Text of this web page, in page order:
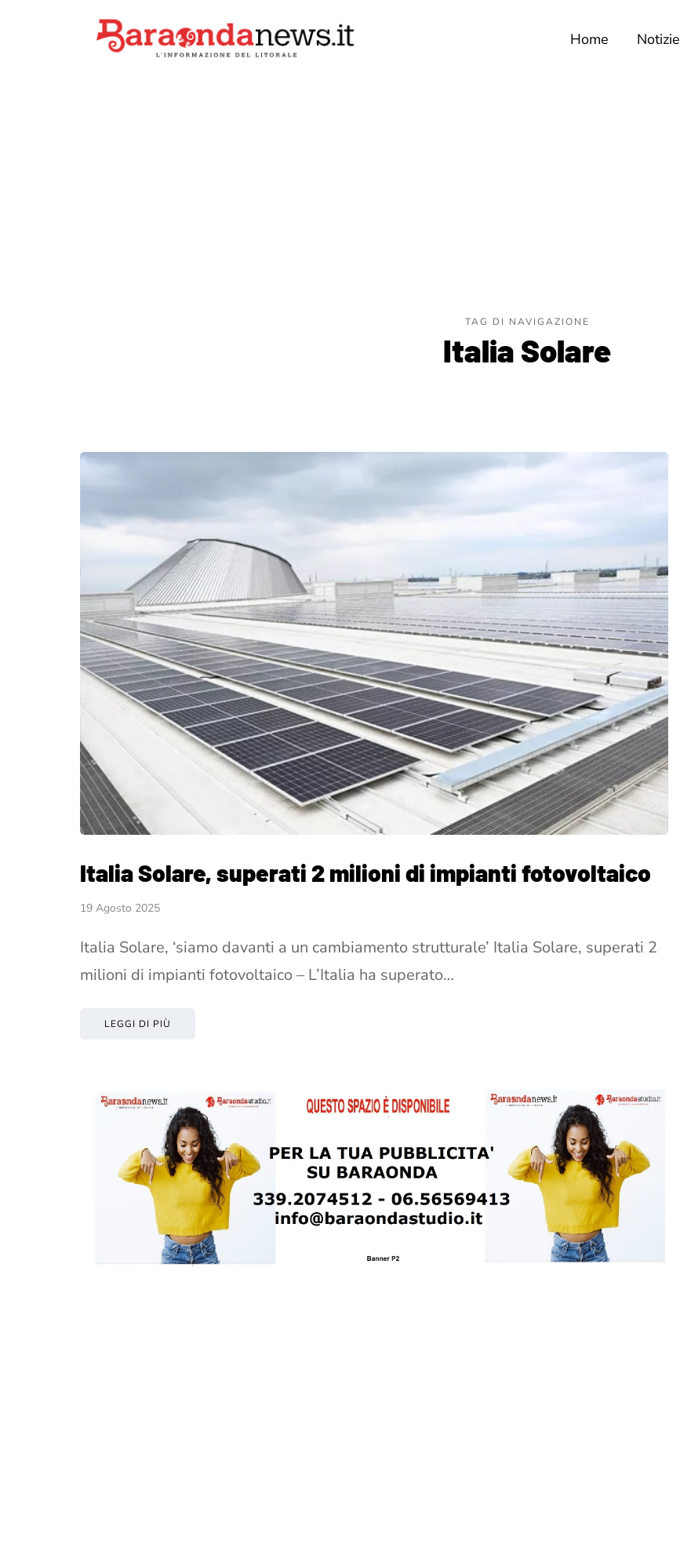
Home Notizie
TAG DI NAVIGAZIONE
Italia Solare
Italia Solare, superati 2 milioni di impianti fotovoltaico
19 Agosto 2025
Italia Solare, ‘siamo davanti a un cambiamento strutturale’ Italia Solare, superati 2
milioni di impianti fotovoltaico – L’Italia ha superato…
LEGGI DI PIÙ